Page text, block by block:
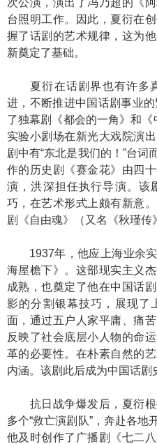
台照明工作。因此，夏衍在
握了话剧的艺术规律，这为
新奠定了基础。
夏衍在话剧界也有许多
进，不断推进中国话剧事业
了独幕剧《都会的一角》和
实验小剧场在新光大戏院演
剧中有“东北是我们的！”台词
作的历史剧《赛金花》由四
演，洪深担任执行导演。该
巧，在艺术形式上颇有新意
剧《自由魂》（又名《秋瑾传
1937年，他应上海业余实
海屋檐下》。这部现实主义
成熟，也奠定了他在中国话
影的分割银幕技巧，展现了
面，通过五户人家平庸、痛
反映了社会底层小人物的命
革的必要性。在朴素自然的
内涵。该剧此后成为中国话剧
抗日战争爆发后，夏衍根
多个“救亡演剧队”，奔赴各地
他及时创作了广播剧《七二